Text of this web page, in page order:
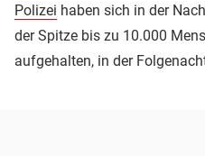
Polizei haben sich in der
der Spitze bis zu 10.000
aufgehalten, in der